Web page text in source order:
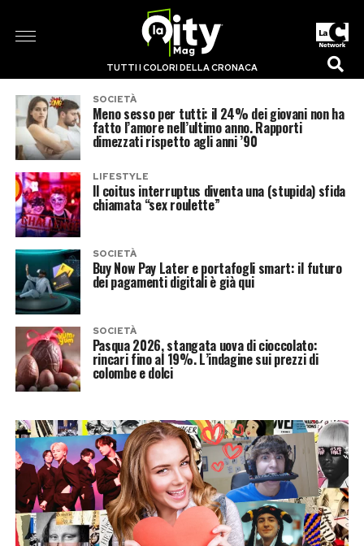
TUTTI I COLORI DELLA CRONACA
SOCIETÀ
Meno sesso per tutti: il 24% dei giovani non ha
fatto l’amore nell’ultimo anno. Rapporti
dimezzati rispetto agli anni ’90
LIFESTYLE
Il coitus interruptus diventa una (stupida) sfida
chiamata “sex roulette”
SOCIETÀ
Buy Now Pay Later e portafogli smart: il futuro
dei pagamenti digitali è già qui
SOCIETÀ
Pasqua 2026, stangata uova di cioccolato:
rincari fino al 19%. L’indagine sui prezzi di
colombe e dolci